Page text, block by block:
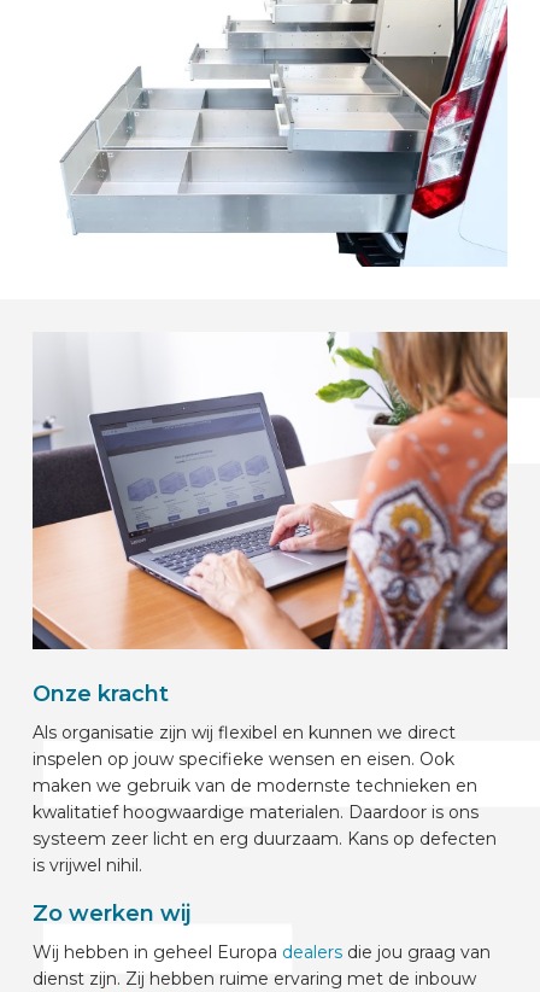
Onze kracht
Als organisatie zijn wij flexibel en kunnen we direct
inspelen op jouw specifieke wensen en eisen. Ook
maken we gebruik van de modernste technieken en
kwalitatief hoogwaardige materialen. Daardoor is ons
systeem zeer licht en erg duurzaam. Kans op defecten
is vrijwel nihil.
Zo werken wij
Wij hebben in geheel Europa dealersdie jou graag van
dienst zijn. Zij hebben ruime ervaring met de inbouw